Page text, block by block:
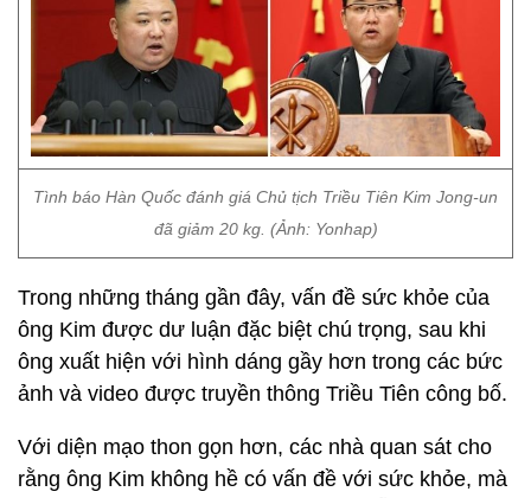
Tình báo Hàn Quốc đánh giá Chủ tịch Triều Tiên Kim Jong-un
đã giảm 20 kg. (Ảnh: Yonhap)
Trong những tháng gần đây, vấn đề sức khỏe của
ông Kim được dư luận đặc biệt chú trọng, sau khi
ông xuất hiện với hình dáng gầy hơn trong các bức
ảnh và video được truyền thông Triều Tiên công bố.
Với diện mạo thon gọn hơn, các nhà quan sát cho
rằng ông Kim không hề có vấn đề với sức khỏe, mà